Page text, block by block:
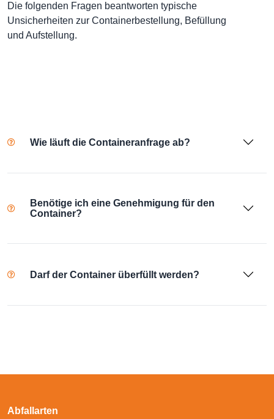
Die folgenden Fragen beantworten typische
Unsicherheiten zur Containerbestellung, Befüllung
und Aufstellung.
Wie läuft die Containeranfrage ab?
Benötige ich eine Genehmigung für den
Container?
Darf der Container überfüllt werden?
Abfallarten